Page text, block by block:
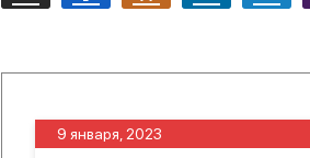
9 января, 2023